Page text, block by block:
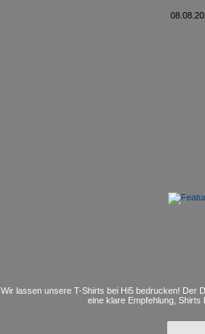
Wir lassen unsere T-Shirts bei Hi5 bedrucken! Der
eine klare Empfehlung,